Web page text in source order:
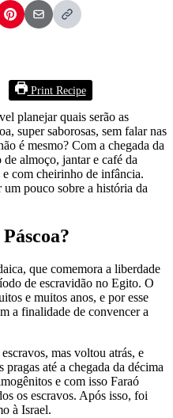
Print Recipe
planejar quais serão as
super saborosas, sem falar nas
é mesmo? Com a chegada da
almoço, jantar e café da
e com cheirinho de infância.
um pouco sobre a história da
que comemora a liberdade
de escravidão no Egito. O
e muitos anos, e por esse
a finalidade de convencer a
mas voltou atrás, e
até a chegada da décima
e com isso Faraó
os escravos. Após isso, foi
à Israel.